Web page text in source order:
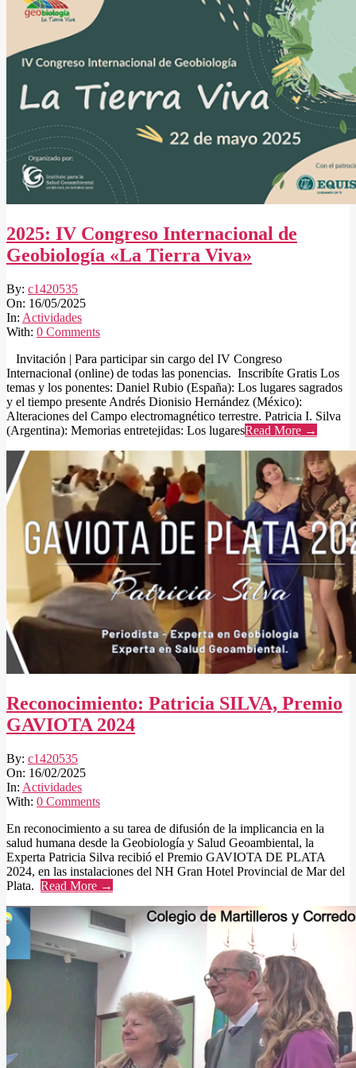
2025: IV Congreso Internacional de
Geobiología «La Tierra Viva»
2025-
05-
16
By: c1420535
On: 16/05/2025
In: Actividades
With: 0 Comments
Invitación | Para participar sin cargo del IV Congreso
Internacional (online) de todas las ponencias. Inscribíte Gratis Los
temas y los ponentes: Daniel Rubio (España): Los lugares sagrados
y el tiempo presente Andrés Dionisio Hernández (México):
Alteraciones del Campo electromagnético terrestre. Patricia I. Silva
(Argentina): Memorias entretejidas: Los lugaresRead More →
Reconocimiento: Patricia SILVA, Premio
GAVIOTA 2024
2025-
02-
16
By: c1420535
On: 16/02/2025
In: Actividades
With: 0 Comments
En reconocimiento a su tarea de difusión de la implicancia en la
salud humana desde la Geobiología y Salud Geoambiental, la
Experta Patricia Silva recibió el Premio GAVIOTA DE PLATA
2024, en las instalaciones del NH Gran Hotel Provincial de Mar del
Plata. Read More →